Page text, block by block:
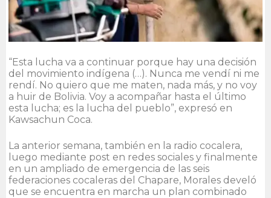
“Esta lucha va a continuar porque hay una decisión
del movimiento indígena (…). Nunca me vendí ni me
rendí. No quiero que me maten, nada más, y no voy
a huir de Bolivia. Voy a acompañar hasta el último
esta lucha; es la lucha del pueblo”, expresó en
Kawsachun Coca.
La anterior semana, también en la radio cocalera,
luego mediante post en redes sociales y finalmente
en un ampliado de emergencia de las seis
federaciones cocaleras del Chapare, Morales develó
que se encuentra en marcha un plan combinado